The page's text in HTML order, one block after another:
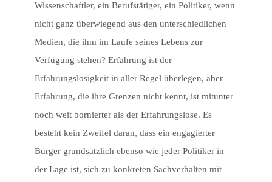
Wissenschaftler, ein Berufstätiger, ein Politiker, wenn
nicht ganz überwiegend aus den unterschiedlichen
Medien, die ihm im Laufe seines Lebens zur
Verfügung stehen? Erfahrung ist der
Erfahrungslosigkeit in aller Regel überlegen, aber
Erfahrung, die ihre Grenzen nicht kennt, ist mitunter
noch weit bornierter als der Erfahrungslose. Es
besteht kein Zweifel daran, dass ein engagierter
Bürger grundsätzlich ebenso wie jeder Politiker in
der Lage ist, sich zu konkreten Sachverhalten mit